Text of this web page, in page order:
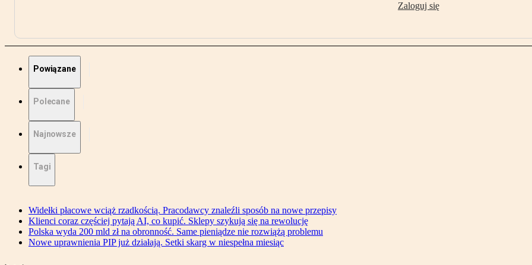
Zaloguj się
Powiązane
Polecane
Najnowsze
Tagi
Widełki płacowe wciąż rzadkością. Pracodawcy znaleźli sposób na nowe przepisy
Klienci coraz częściej pytają AI, co kupić. Sklepy szykują się na rewolucję
Polska wyda 200 mld zł na obronność. Same pieniądze nie rozwiążą problemu
Nowe uprawnienia PIP już działają. Setki skarg w niespełna miesiąc